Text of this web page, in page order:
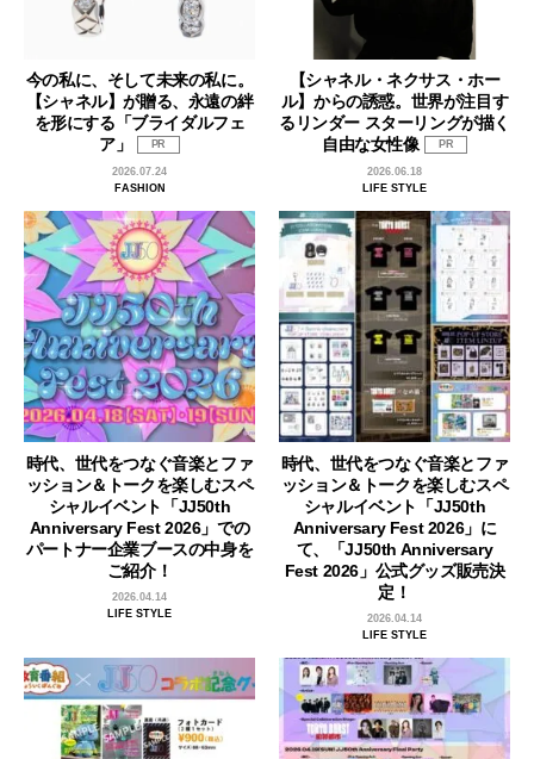
今の私に、そして未来の私に。
【シャネル】が贈る、永遠の絆
を形にする「ブライダルフェ
ア」
PR
2026.07.24
FASHION
【シャネル・ネクサス・ホー
ル】からの誘惑。世界が注目す
るリンダー スターリングが描く
自由な女性像
PR
2026.06.18
LIFE STYLE
時代、世代をつなぐ音楽とファ
ッション＆トークを楽しむスペ
シャルイベント「JJ50th
Anniversary Fest 2026」での
パートナー企業ブースの中身を
ご紹介！
2026.04.14
LIFE STYLE
時代、世代をつなぐ音楽とファ
ッション＆トークを楽しむスペ
シャルイベント「JJ50th
Anniversary Fest 2026」に
て、「JJ50th Anniversary
Fest 2026」公式グッズ販売決
定！
2026.04.14
LIFE STYLE